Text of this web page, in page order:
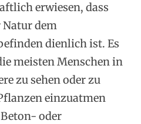
erwiesen, dass
dem
dienlich ist. Es
meisten Menschen in
zu sehen oder zu
einzuatmen
oder